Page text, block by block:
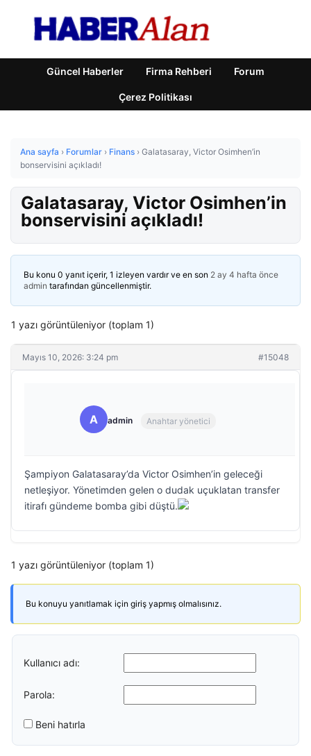
Güncel Haberler Firma Rehberi Forum
Çerez Politikası
Ana sayfa › Forumlar › Finans › Galatasaray, Victor Osimhen’in
bonservisini açıkladı!
Galatasaray, Victor Osimhen’in
bonservisini açıkladı!
Bu konu 0 yanıt içerir, 1 izleyen vardır ve en son 2 ay 4 hafta önce
admin tarafından güncellenmiştir.
1 yazı görüntüleniyor (toplam 1)
Mayıs 10, 2026: 3:24 pm #15048
A admin Anahtar yönetici
Şampiyon Galatasaray’da Victor Osimhen’in geleceği
netleşiyor. Yönetimden gelen o dudak uçuklatan transfer
itirafı gündeme bomba gibi düştü.
1 yazı görüntüleniyor (toplam 1)
Bu konuyu yanıtlamak için giriş yapmış olmalısınız.
Kullanıcı adı:
Parola:
Beni hatırla